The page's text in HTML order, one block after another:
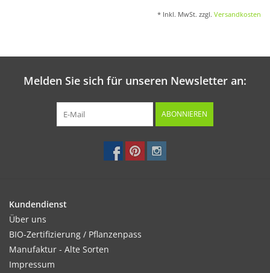
* Inkl. MwSt. zzgl. Versandkosten
Melden Sie sich für unseren Newsletter an:
ABONNIEREN
Kundendienst
Über uns
BIO-Zertifizierung / Pflanzenpass
Manufaktur - Alte Sorten
Impressum